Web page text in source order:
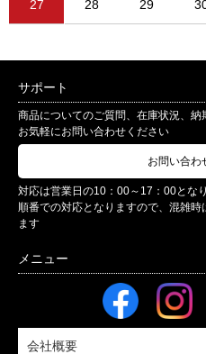
27 28 29
サポート
商品についてのご質問、在庫状況、納
お気軽にお問い合わせください
お問い合わ
対応は営業日の10：00～17：00とな
順番での対応となりますので、混雑
ます
会社概要